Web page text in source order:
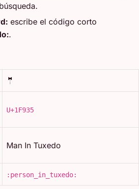
escribe el código corto
.
🤵
U+1F935
Man In Tuxedo
:person_in_tuxedo: